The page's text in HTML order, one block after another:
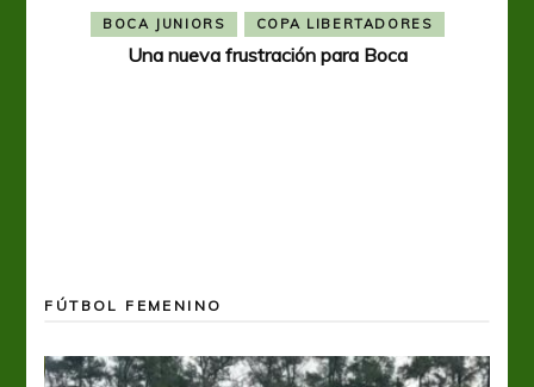
BOCA JUNIORS COPA LIBERTADORES
Una nueva frustración para Boca
FÚTBOL FEMENINO